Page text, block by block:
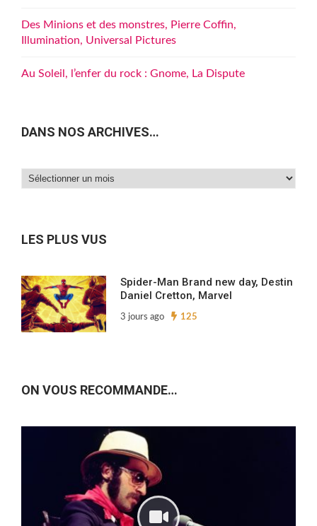
Des Minions et des monstres, Pierre Coffin,
Illumination, Universal Pictures
Au Soleil, l’enfer du rock : Gnome, La Dispute
DANS NOS ARCHIVES…
Dans
LES PLUS VUS
Spider-Man Brand new day, Destin
Daniel Cretton, Marvel
3 jours ago 125
ON VOUS RECOMMANDE…